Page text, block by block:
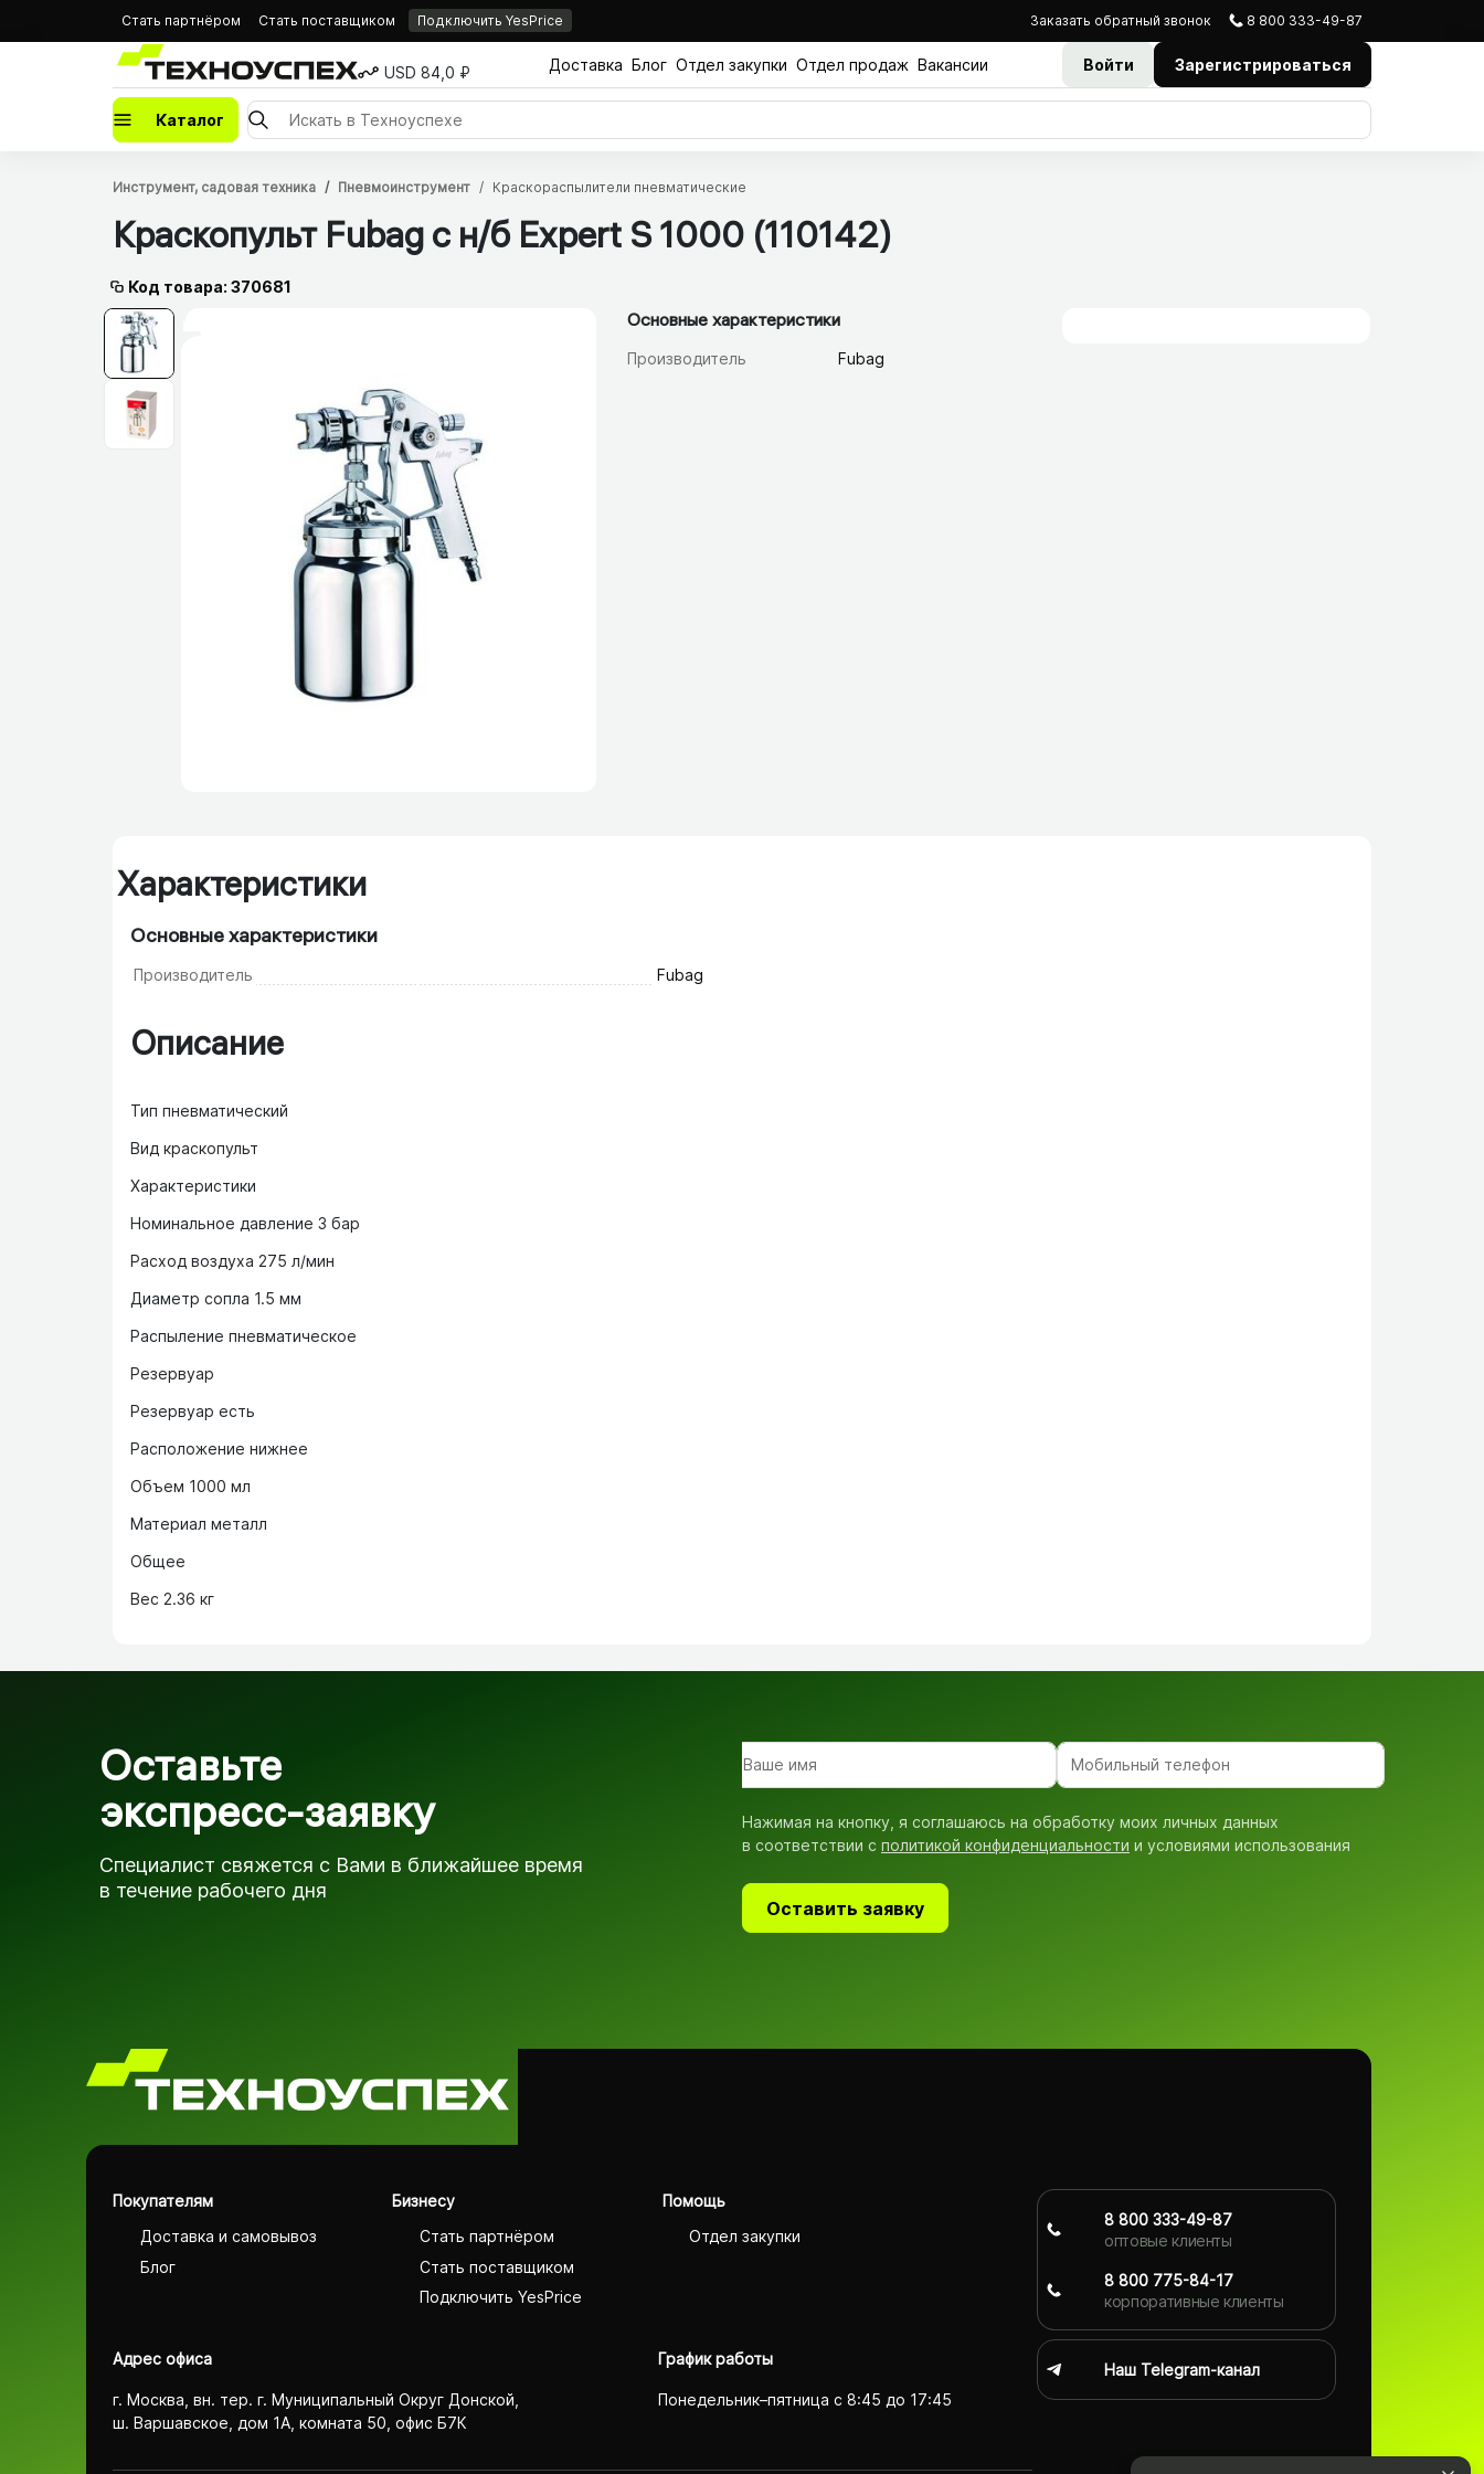
Стать партнёром Стать поставщиком Подключить YesPrice Заказать обратный звонок 8 800 333-49-87
USD 84,0 ₽ Доставка Блог Отдел закупки Отдел продаж Вакансии Войти Зарегистрироваться
Каталог
Инструмент, садовая техника Пневмоинструмент Краскораспылители пневматические
Краскопульт Fubag с н/​б Expert S 1000 (110142)
Код товара: 370681
Основные характеристики
Производитель Fubag
Характеристики
Основные характеристики
Производитель Fubag
Описание
Тип пневматический
Вид краскопульт
Характеристики
Номинальное давление 3 бар
Расход воздуха 275 л/мин
Диаметр сопла 1.5 мм
Распыление пневматическое
Резервуар
Резервуар есть
Расположение нижнее
Объем 1000 мл
Материал металл
Общее
Вес 2.36 кг
Оставьте
экспресс-заявку
Специалист свяжется с Вами в ближайшее время
в течение рабочего дня
Нажимая на кнопку, я соглашаюсь на обработку моих личных данных
в соответствии с политикой конфиденциальности и условиями использования
Оставить заявку
Покупателям
Доставка и самовывоз
Блог
Бизнесу
Стать партнёром
Стать поставщиком
Подключить YesPrice
Помощь
Отдел закупки
Адрес офиса
г. Москва, вн. тер. г. Муниципальный Округ Донской,
ш. Варшавское, дом 1А, комната 50, офис Б7К
График работы
Понедельник–пятница с 8:45 до 17:45
8 800 333-49-87
оптовые клиенты
8 800 775-84-17
корпоративные клиенты
Наш Telegram-канал